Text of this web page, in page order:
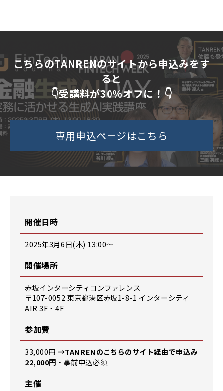
こちらのTANRENのサイトから申込みをす
ると
👇受講料が30%オフに！👇
専用申込ページはこちら
開催日時
2025年3月6日(木) 13:00〜
開催場所
赤坂インターシティコンファレンス
〒107-0052 東京都港区赤坂1-8-1 インターシティ
AIR 3F・4F
参加費
33,000円→TANRENのこちらのサイト経由で申込み
22,000円 ・事前申込必須
主催